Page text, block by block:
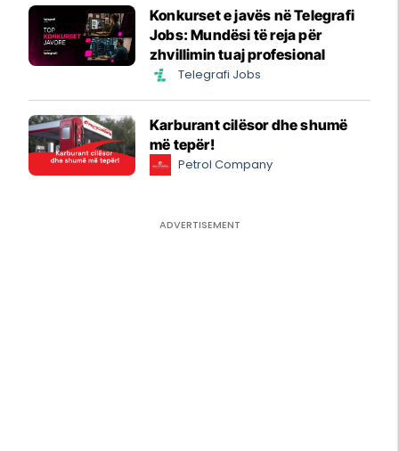
Konkurset e javës në Telegrafi
Jobs: Mundësi të reja për
zhvillimin tuaj profesional
Telegrafi Jobs
Karburant cilësor dhe shumë
më tepër!
Petrol Company